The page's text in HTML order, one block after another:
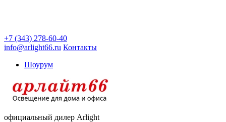
+7 (343) 278-60-40
info@arlight66.ru Контакты
Шоурум
официальный дилер Arlight